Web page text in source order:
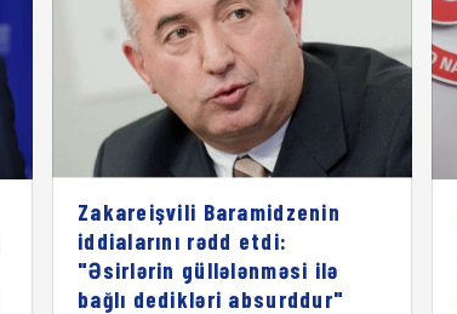
Zakareişvili Baramidzenin
iddialarını rədd etdi:
"Əsirlərin güllələnməsi ilə
bağlı dedikləri absurddur"